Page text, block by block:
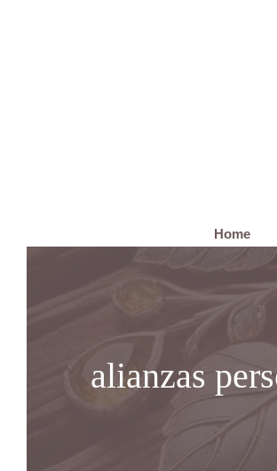
Home
alianzas